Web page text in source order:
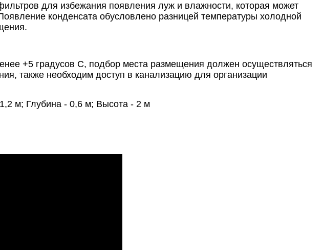
для избежания появления луж и влажности, которая может
конденсата обусловлено разницей температуры холодной
+5 градусов С, подбор места размещения должен осуществляться
также необходим доступ в канализацию для организации
м; Глубина - 0,6 м; Высота - 2 м